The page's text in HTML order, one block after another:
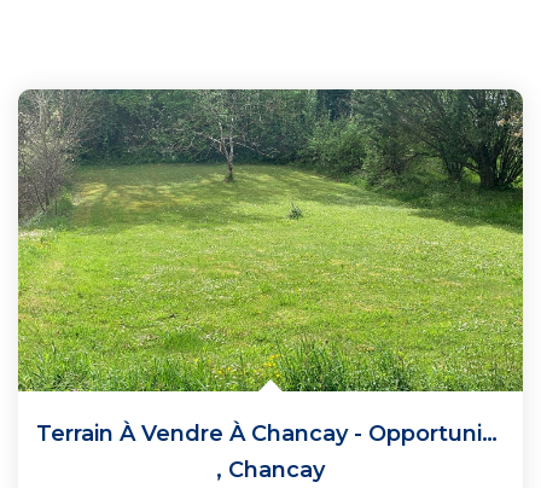
Terrain À Vendre À Chancay - Opportunité À Saisir
, Chancay